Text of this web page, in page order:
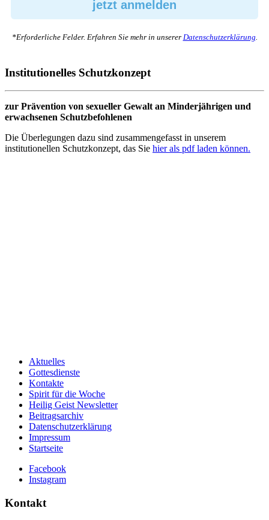
*Erforderliche Felder. Erfahren Sie mehr in unserer Datenschutzerklärung
Institutionelles Schutzkonzept
zur Prävention von sexueller Gewalt an Minderjährigen und
erwachsenen Schutzbefohlenen
Die Überlegungen dazu sind zusammengefasst in unserem
institutionellen Schutzkonzept, das Sie hier als pdf laden können.
Aktuelles
Gottesdienste
Kontakte
Spirit für die Woche
Heilig Geist Newsletter
Beitragsarchiv
Datenschutzerklärung
Impressum
Startseite
Facebook
Instagram
Kontakt